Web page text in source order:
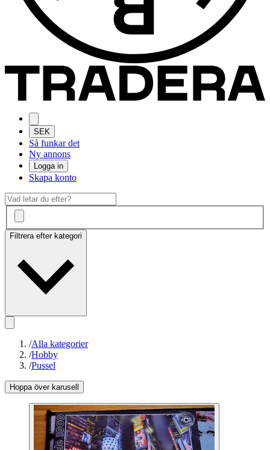
SEK
Så funkar det
Ny annons
Logga in
Skapa konto
Filtrera efter kategori
/Alla kategorier
/Hobby
/Pussel
Hoppa över karusell